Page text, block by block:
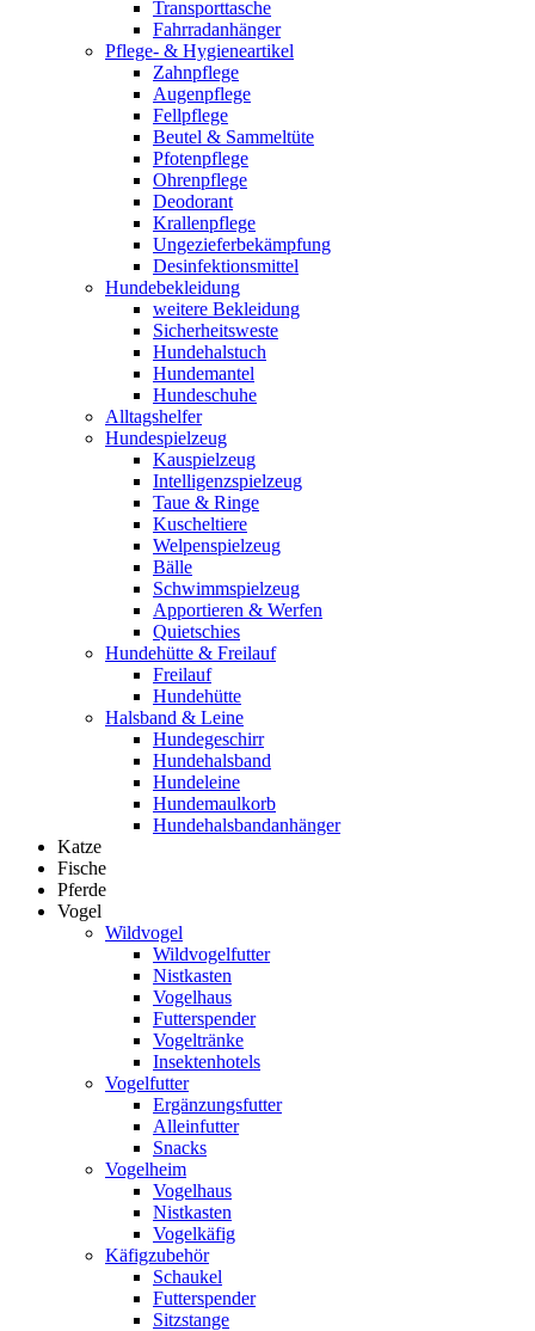
Transporttasche
Fahrradanhänger
Pflege- & Hygieneartikel
Zahnpflege
Augenpflege
Fellpflege
Beutel & Sammeltüte
Pfotenpflege
Ohrenpflege
Deodorant
Krallenpflege
Ungezieferbekämpfung
Desinfektionsmittel
Hundebekleidung
weitere Bekleidung
Sicherheitsweste
Hundehalstuch
Hundemantel
Hundeschuhe
Alltagshelfer
Hundespielzeug
Kauspielzeug
Intelligenzspielzeug
Taue & Ringe
Kuscheltiere
Welpenspielzeug
Bälle
Schwimmspielzeug
Apportieren & Werfen
Quietschies
Hundehütte & Freilauf
Freilauf
Hundehütte
Halsband & Leine
Hundegeschirr
Hundehalsband
Hundeleine
Hundemaulkorb
Hundehalsbandanhänger
Katze
Fische
Pferde
Vogel
Wildvogel
Wildvogelfutter
Nistkasten
Vogelhaus
Futterspender
Vogeltränke
Insektenhotels
Vogelfutter
Ergänzungsfutter
Alleinfutter
Snacks
Vogelheim
Vogelhaus
Nistkasten
Vogelkäfig
Käfigzubehör
Schaukel
Futterspender
Sitzstange